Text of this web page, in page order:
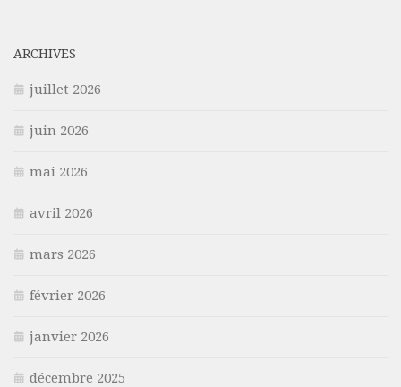
ARCHIVES
juillet 2026
juin 2026
mai 2026
avril 2026
mars 2026
février 2026
janvier 2026
décembre 2025